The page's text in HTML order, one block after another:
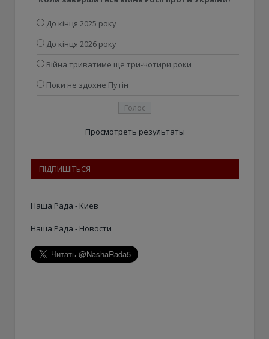
До кінця 2025 року
До кінця 2026 року
Війна триватиме ще три-чотири роки
Поки не здохне Путін
Просмотреть результаты
ПІДПИШІТЬСЯ
Наша Рада - Киев
Наша Рада - Новости